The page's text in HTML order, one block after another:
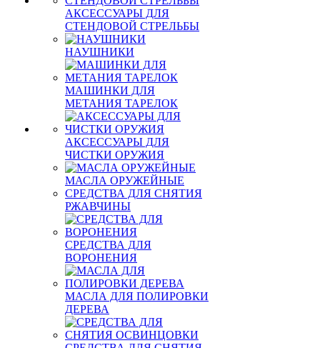
АКСЕССУАРЫ ДЛЯ
СТЕНДОВОЙ СТРЕЛЬБЫ
НАУШНИКИ
МАШИНКИ ДЛЯ
МЕТАНИЯ ТАРЕЛОК
АКСЕССУАРЫ ДЛЯ
ЧИСТКИ ОРУЖИЯ
МАСЛА ОРУЖЕЙНЫЕ
СРЕДСТВА ДЛЯ СНЯТИЯ
РЖАВЧИНЫ
СРЕДСТВА ДЛЯ
ВОРОНЕНИЯ
МАСЛА ДЛЯ ПОЛИРОВКИ
ДЕРЕВА